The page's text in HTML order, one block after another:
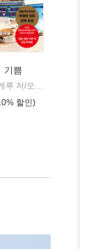
기쁨
후지모토 시게루 저/오정화 역
할인)